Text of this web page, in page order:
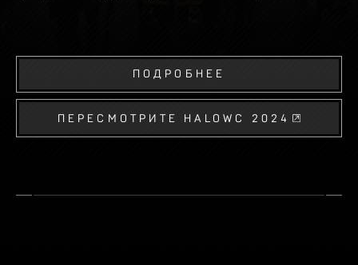
ПОДРОБНЕЕ
ПЕРЕСМОТРИТЕ HALOWC 2024